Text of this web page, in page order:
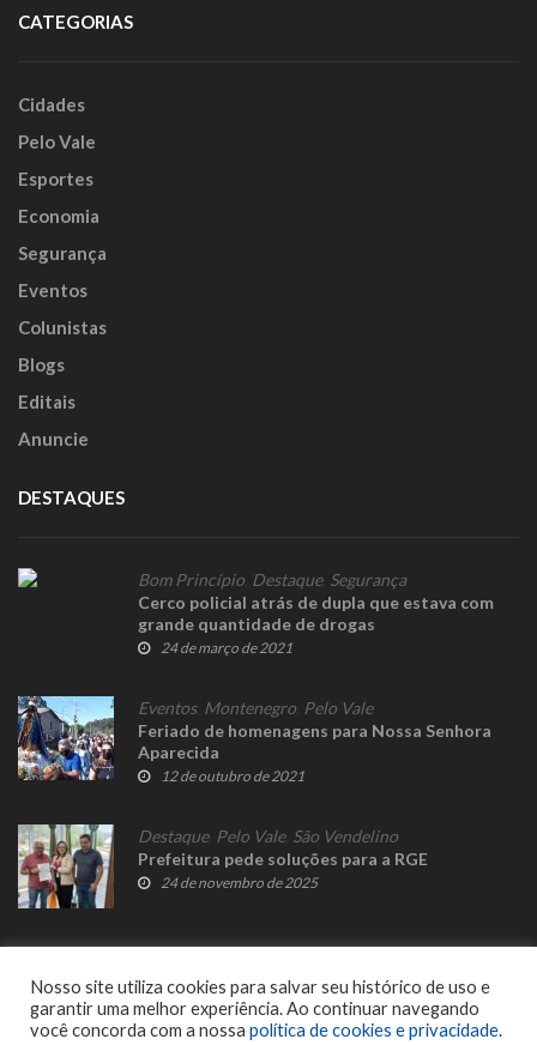
CATEGORIAS
Cidades
Pelo Vale
Esportes
Economia
Segurança
Eventos
Colunistas
Blogs
Editais
Anuncie
DESTAQUES
Bom Princípio Destaque, Segurança
Cerco policial atrás de dupla que estava com
grande quantidade de drogas
24 de março de 2021
Eventos, Montenegro Pelo Vale
Feriado de homenagens para Nossa Senhora
Aparecida
12 de outubro de 2021
Destaque, Pelo Vale, São Vendelino
Prefeitura pede soluções para a RGE
24 de novembro de 2025
Nosso site utiliza cookies para salvar seu histórico de uso e
garantir uma melhor experiência. Ao continuar navegando
você concorda com a nossa política de cookies e privacidade.